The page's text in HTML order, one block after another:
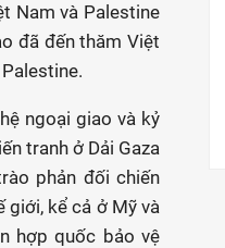
Nam và Palestine
đã đến thăm Việt
ngoại giao và kỷ
tranh ở Dải Gaza
phản đối chiến
giới, kể cả ở Mỹ và
hợp quốc bảo vệ